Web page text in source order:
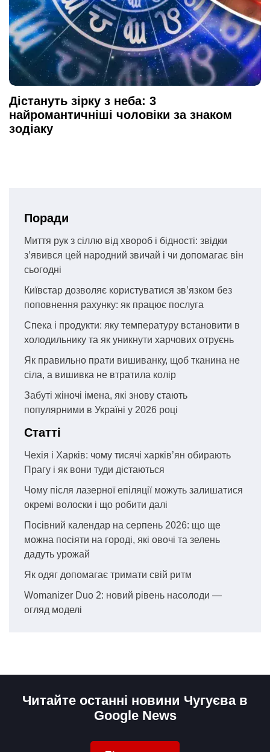
Дістануть зірку з неба: 3
найромантичніші чоловіки за знаком
зодіаку
Поради
Миття рук з сіллю від хвороб і бідності: звідки
з’явився цей народний звичай і чи допомагає він
сьогодні
Київстар дозволяє користуватися зв’язком без
поповнення рахунку: як працює послуга
Спека і продукти: яку температуру встановити в
холодильнику та як уникнути харчових отруєнь
Як правильно прати вишиванку, щоб тканина не
сіла, а вишивка не втратила колір
Забуті жіночі імена, які знову стають
популярними в Україні у 2026 році
Статті
Чехія і Харків: чому тисячі харків’ян обирають
Прагу і як вони туди дістаються
Чому після лазерної епіляції можуть залишатися
окремі волоски і що робити далі
Посівний календар на серпень 2026: що ще
можна посіяти на городі, які овочі та зелень
дадуть урожай
Як одяг допомагає тримати свій ритм
Womanizer Duo 2: новий рівень насолоди —
огляд моделі
Читайте останні новини Чугуєва в
Google News